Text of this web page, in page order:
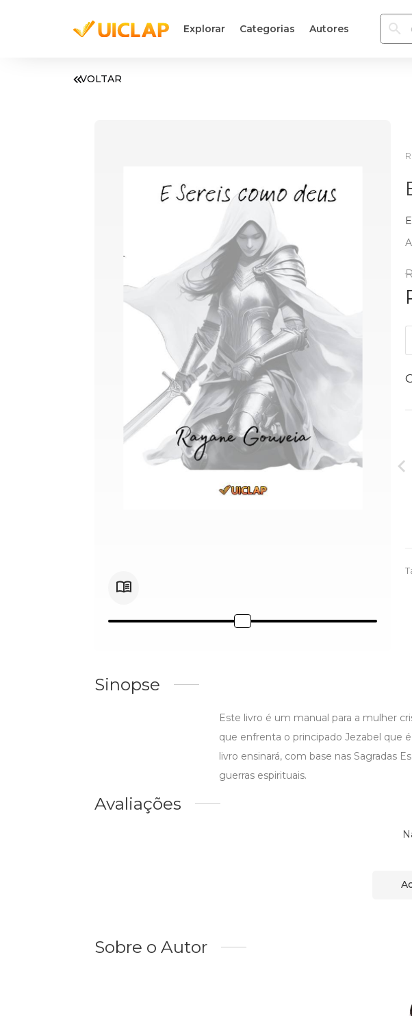
Explorar Categorias Autores
VOLTAR
Sinopse
Este livro é um manual para a mulher
que enfrenta o principado Jezabel que
livro ensinará, com base nas Sagradas
guerras espirituais.
Avaliações
Sobre o Autor